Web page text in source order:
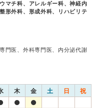
マチ科、アレルギー科、神経内
形外科、形成外科、リハビリテ
門医、外科専門医、内分泌代謝
木 金 土 日 祝